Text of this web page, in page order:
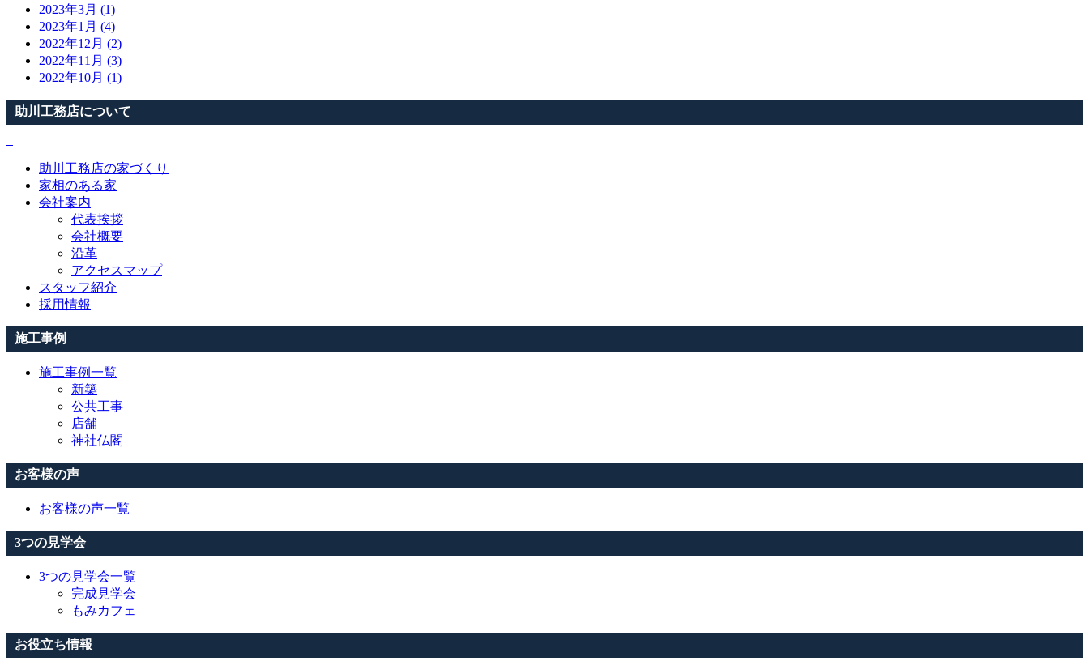
2023年3月 (1)
2023年1月 (4)
2022年12月 (2)
2022年11月 (3)
2022年10月 (1)
助川工務店について
助川工務店の家づくり
家相のある家
会社案内
代表挨拶
会社概要
沿革
アクセスマップ
スタッフ紹介
採用情報
施工事例
施工事例一覧
新築
公共工事
店舗
神社仏閣
お客様の声
お客様の声一覧
3つの見学会
3つの見学会一覧
完成見学会
もみカフェ
お役立ち情報